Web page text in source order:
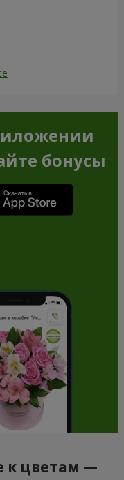
бонусы
к цветам —